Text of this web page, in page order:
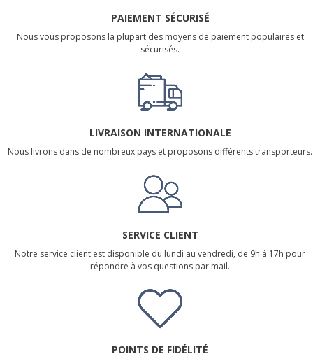
PAIEMENT SÉCURISÉ
Nous vous proposons la plupart des moyens de paiement populaires et
sécurisés.
LIVRAISON INTERNATIONALE
Nous livrons dans de nombreux pays et proposons différents transporteurs.
SERVICE CLIENT
Notre service client est disponible du lundi au vendredi, de 9h à 17h pour
répondre à vos questions par mail.
POINTS DE FIDÉLITÉ